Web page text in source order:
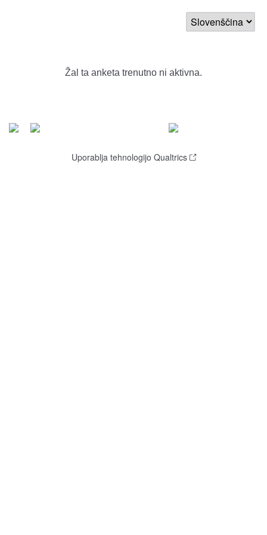
Žal ta anketa trenutno ni aktivna.
Uporablja tehnologijo Qualtrics